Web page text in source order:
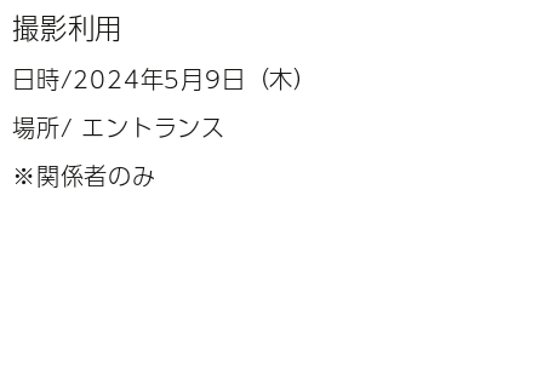
撮影利用
日時/2024年5月9日（木）
場所/ エントランス
※関係者のみ